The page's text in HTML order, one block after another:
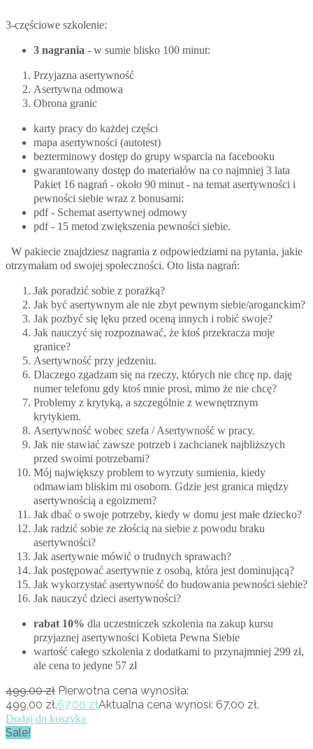
3-częściowe szkolenie:
3 nagrania - w sumie blisko 100 minut:
Przyjazna asertywność
Asertywna odmowa
Obrona granic
karty pracy do każdej części
mapa asertywności (autotest)
bezterminowy dostęp do grupy wsparcia na facebooku
gwarantowany dostęp do materiałów na co najmniej 3 lata
Pakiet 16 nagrań - około 90 minut - na temat asertywności i
pewności siebie wraz z bonusami:
pdf - Schemat asertywnej odmowy
pdf - 15 metod zwiększenia pewności siebie.
W pakiecie znajdziesz nagrania z odpowiedziami na pytania, jakie
otrzymałam od swojej społeczności. Oto lista nagrań:
Jak poradzić sobie z porażką?
Jak być asertywnym ale nie zbyt pewnym siebie/aroganckim?
Jak pozbyć się lęku przed oceną innych i robić swoje?
Jak nauczyć się rozpoznawać, że ktoś przekracza moje
granice?
Asertywność przy jedzeniu.
Dlaczego zgadzam się na rzeczy, których nie chcę np. daję
numer telefonu gdy ktoś mnie prosi, mimo że nie chcę?
Problemy z krytyką, a szczególnie z wewnętrznym
krytykiem.
Asertywność wobec szefa / Asertywność w pracy.
Jak nie stawiać zawsze potrzeb i zachcianek najbliższych
przed swoimi potrzebami?
Mój największy problem to wyrzuty sumienia, kiedy
odmawiam bliskim mi osobom. Gdzie jest granica między
asertywnością a egoizmem?
Jak dbać o swoje potrzeby, kiedy w domu jest małe dziecko?
Jak radzić sobie ze złością na siebie z powodu braku
asertywności?
Jak asertywnie mówić o trudnych sprawach?
Jak postępować asertywnie z osobą, która jest dominującą?
Jak wykorzystać asertywność do budowania pewności siebie?
Jak nauczyć dzieci asertywności?
rabat 10% dla uczestniczek szkolenia na zakup kursu
przyjaznej asertywności Kobieta Pewna Siebie
wartość całego szkolenia z dodatkami to przynajmniej 299 zł,
ale cena to jedyne 57 zł
499,00zł Pierwotna cena wynosiła:
499,00 zł.67,00 złAktualna cena wynosi: 67,00 zł.
Dodaj do koszyka
Sale!